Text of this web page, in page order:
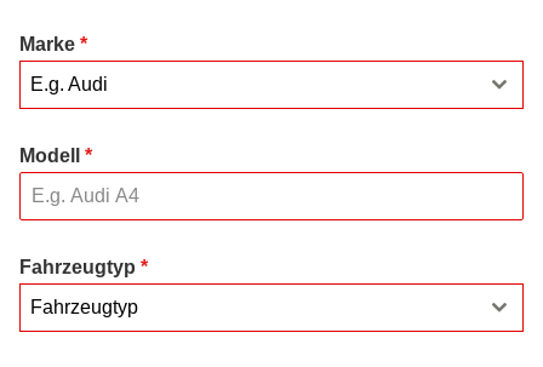
Marke *
E.g. Audi
Modell *
Fahrzeugtyp *
Fahrzeugtyp